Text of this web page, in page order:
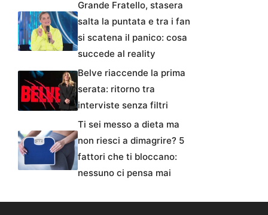
Grande Fratello, stasera
salta la puntata e tra i fan
si scatena il panico: cosa
succede al reality
Belve riaccende la prima
serata: ritorno tra
interviste senza filtri
Ti sei messo a dieta ma
non riesci a dimagrire? 5
fattori che ti bloccano:
nessuno ci pensa mai